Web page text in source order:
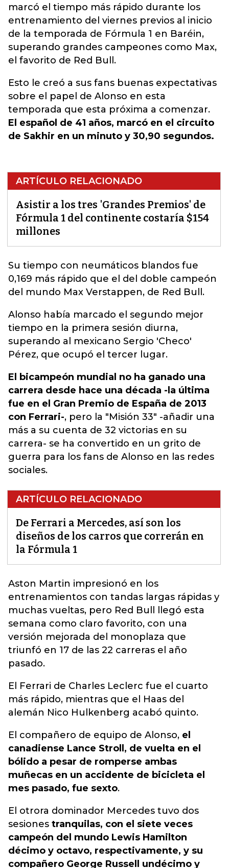
marcó el tiempo más rápido durante los
entrenamiento del viernes previos al inicio
de la temporada de Fórmula 1 en Baréin,
superando grandes campeones como Max,
el favorito de Red Bull.
Esto le creó a sus fans buenas expectativas
sobre el papel de Alonso en esta
temporada que esta próxima a comenzar.
El español de 41 años, marcó en el circuito
de Sakhir en un minuto y 30,90 segundos.
ARTÍCULO RELACIONADO
Asistir a los tres 'Grandes Premios' de
Fórmula 1 del continente costaría $154
millones
Su tiempo con neumáticos blandos fue
0,169 más rápido que el del doble campeón
del mundo Max Verstappen, de Red Bull.
Alonso había marcado el segundo mejor
tiempo en la primera sesión diurna,
superando al mexicano Sergio 'Checo'
Pérez, que ocupó el tercer lugar.
El bicampeón mundial no ha ganado una
carrera desde hace una década -la última
fue en el Gran Premio de España de 2013
con Ferrari-, pero la "Misión 33" -añadir una
más a su cuenta de 32 victorias en su
carrera- se ha convertido en un grito de
guerra para los fans de Alonso en las redes
sociales.
ARTÍCULO RELACIONADO
De Ferrari a Mercedes, así son los
diseños de los carros que correrán en
la Fórmula 1
Aston Martin impresionó en los
entrenamientos con tandas largas rápidas y
muchas vueltas, pero Red Bull llegó esta
semana como claro favorito, con una
versión mejorada del monoplaza que
triunfó en 17 de las 22 carreras el año
pasado.
El Ferrari de Charles Leclerc fue el cuarto
más rápido, mientras que el Haas del
alemán Nico Hulkenberg acabó quinto.
El compañero de equipo de Alonso, el
canadiense Lance Stroll, de vuelta en el
bólido a pesar de romperse ambas
muñecas en un accidente de bicicleta el
mes pasado, fue sexto.
El otrora dominador Mercedes tuvo dos
sesiones tranquilas, con el siete veces
campeón del mundo Lewis Hamilton
décimo y octavo, respectivamente, y su
compañero George Russell undécimo y